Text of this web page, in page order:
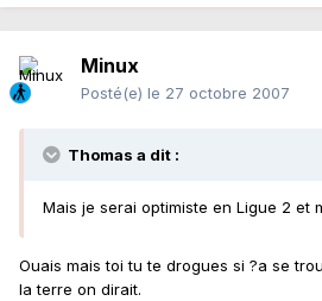
Minux
Posté(e) le 27 octobre 2007
Thomas a dit :
Mais je serai optimiste en Ligue 2 et
Ouais mais toi tu te drogues si ?a se
la terre on dirait.